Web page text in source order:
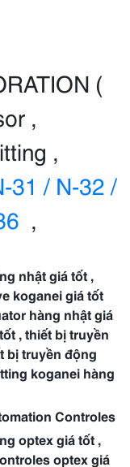
(
,
,
31 / N-32 /
,
nhật giá tốt ,
koganei giá tốt
hàng nhật giá
, thiết bị truyền
bị truyền động
koganei hàng
Controles
optex giá tốt ,
optex giá